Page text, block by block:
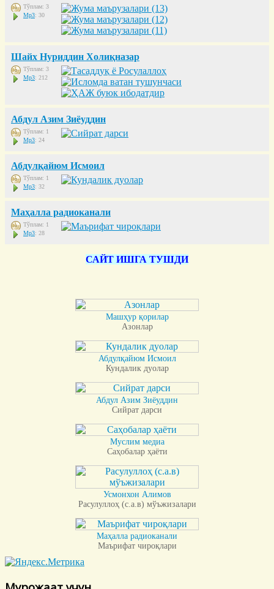
Тўплам: 3
Mp3: 30
Шайх Нуриддин Холиқназар
Тўплам: 3
Mp3: 212
Абдул Азим Зиёуддин
Тўплам: 1
Mp3: 24
Абдулқайюм Исмоил
Тўплам: 1
Mp3: 32
Маҳалла радиоканали
Тўплам: 1
Mp3: 28
САЙТ ИШГА ТУШДИ
Машҳур қорилар
Азонлар
Абдулқайюм Исмоил
Кундалик дуолар
Абдул Азим Зиёуддин
Сийрат дарси
Муслим медиа
Саҳобалар ҳаёти
Усмонхон Алимов
Расулуллоҳ (с.а.в) мўъжизалари
Маҳалла радиоканали
Маърифат чироқлари